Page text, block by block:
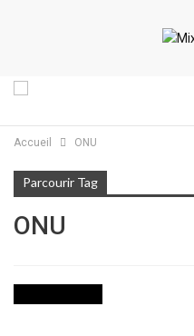
Accueil ONU
Parcourir Tag
ONU